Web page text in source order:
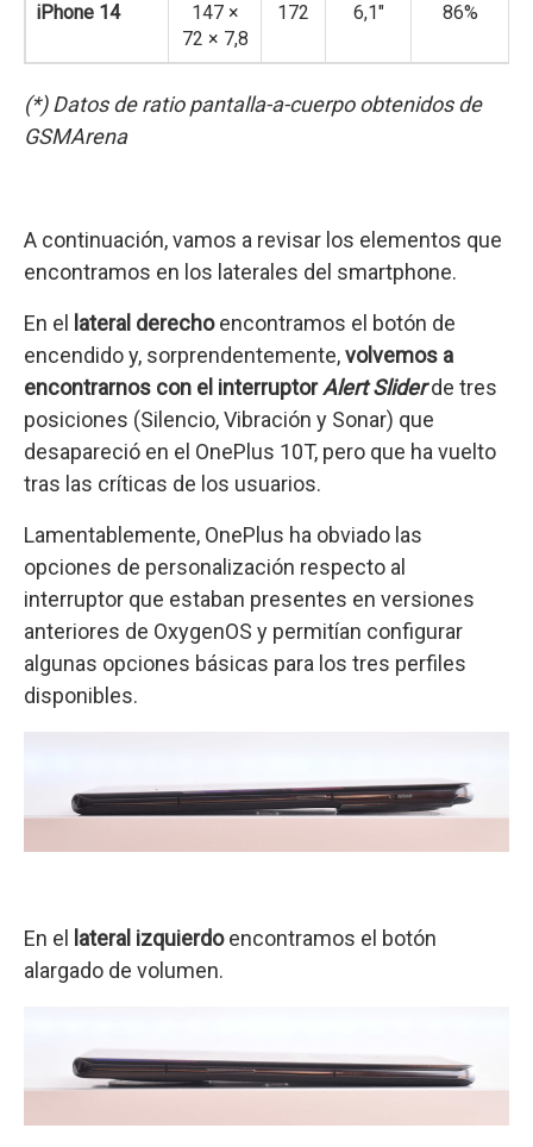
iPhone 14
147 ×
72 × 7,8
172 6,1″ 86%
(*) Datos de ratio pantalla-a-cuerpo obtenidos de
GSMArena
A continuación, vamos a revisar los elementos que
encontramos en los laterales del smartphone.
En el lateral derechoencontramos el botón de
encendido y, sorprendentemente,volvemos a
encontrarnos con el interruptorAlert Sliderde tres
posiciones (Silencio, Vibración y Sonar) que
desapareció en el OnePlus 10T, pero que ha vuelto
tras las críticas de los usuarios.
Lamentablemente, OnePlus ha obviado las
opciones de personalización respecto al
interruptor que estaban presentes en versiones
anteriores de OxygenOS y permitían configurar
algunas opciones básicas para los tres perfiles
disponibles.
En el lateral izquierdoencontramos el botón
alargado de volumen.